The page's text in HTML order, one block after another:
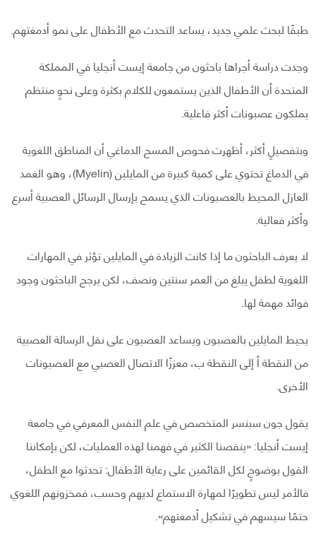
طبقًا لبحث علمي جديد، يساعد التحدث مع الأطفال على نمو أدمغتهم.
وجدت دراسة أجراها باحثون من جامعة إيست أنجليا في المملكة
المتحدة أن الأطفال الذين يستمعون للكلام بكثرة وعلى نحوٍ منتظم
يملكون عصبونات أكثر فاعلية.
وبتفصيلٍ أكثر، أظهرت فحوص المسح الدماغي أن المناطق اللغوية
في الدماغ تحتوي على كمية كبيرة من المايلين (Myelin)، وهو الغمد
العازل المحيط بالعصبونات الذي يسمح بإرسال الرسائل العصبية أسرع
وأكثر فعالية.
لا يعرف الباحثون ما إذا كانت الزيادة في المايلين تؤثر في المهارات
اللغوية لطفل يبلغ من العمر سنتين ونصف، لكن يرجح الباحثون وجود
فوائد مهمة لها.
يحيط المايلين بالعصبون ويساعد العصبون على نقل الرسالة العصبية
من النقطة أ إلى النقطة ب، معززًا الاتصال العصبي مع العصبونات
الأخرى.
يقول جون سبنسر المتخصص في علم النفس المعرفي في جامعة
إيست أنجليا: «ينقصنا الكثير في فهمنا لهذه العمليات، لكن بإمكاننا
القول بوضوحٍ لكل القائمين على رعاية الأطفال: تحدثوا مع الطفل،
فالأمر ليس تطويرًا لمهارة الاستماع لديهم وحسب، فمخزونهم اللغوي
حتمًا سيسهم في تشكيل أدمغتهم».